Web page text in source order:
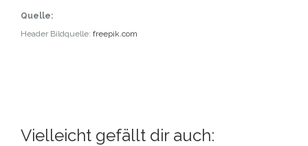
Quelle:
Header Bildquelle: freepik.com
Vielleicht gefällt dir auch: